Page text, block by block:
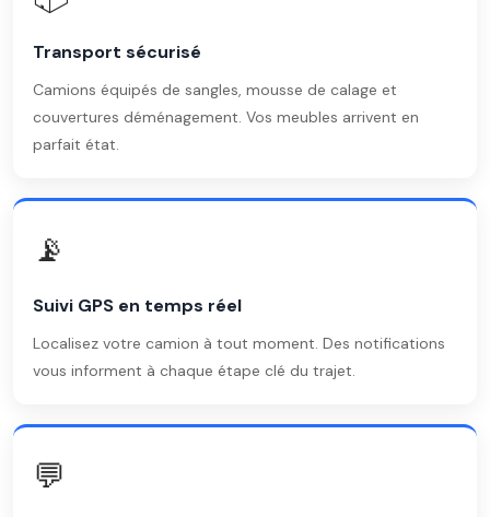
Transport sécurisé
Camions équipés de sangles, mousse de calage et
couvertures déménagement. Vos meubles arrivent en
parfait état.
📡
Suivi GPS en temps réel
Localisez votre camion à tout moment. Des notifications
vous informent à chaque étape clé du trajet.
💬